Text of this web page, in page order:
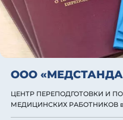
ООО
ЦЕНТР ПЕРЕПОДГОТОВКИ И
МЕДИЦИНСКИХ РАБОТНИКОВ